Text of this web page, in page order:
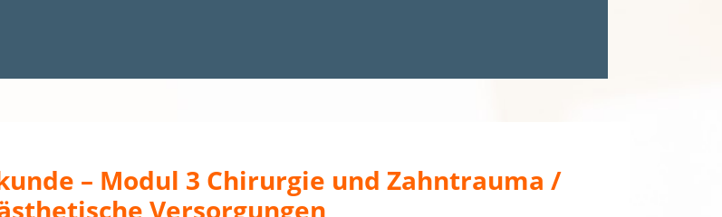
– Modul 3 Chirurgie und Zahntrauma /
Versorgungen